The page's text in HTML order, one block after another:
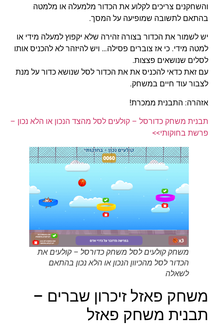
והשחקנים צריכים לקלוע את הכדור מלמעלה או מלמטה
בהתאם לתשובה שמופיעה על המסך.
יש לשמור את הכדור בצורה זהירה שלא יקפוץ למעלה מידי או
למטה מידי. כי אז צוברים פסילה… ויש להיזהר לא להכניס אותו
לסלים שנושאים פצצות.
עם זאת כדאי להכניס את את הכדור לסל שנושא כדור על מנת
לצבור עוד חיים במשחק.
אזהרה: התבנית ממכרת!
תבנית משחק כדורסל – קולעים לסל מהצד הנכון או הלא נכון –
פרשת בחוקותי>>
משחק קולעים לסל משחק כדורסל – קולעים את
הכדור לסל מהכיוון הנכון או הלא נכון בהתאם
לשאלה
משחק פאזל זיכרון שברים –
תבנית משחק פאזל